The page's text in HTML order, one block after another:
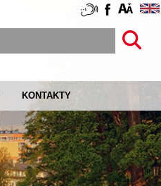
KONTAKTY